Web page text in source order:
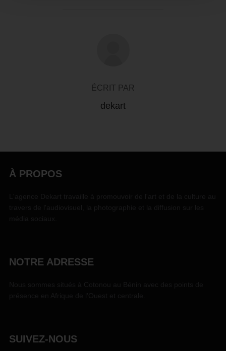
ÉCRIT PAR
dekart
À PROPOS
NOTRE ADRESSE
SUIVEZ-NOUS